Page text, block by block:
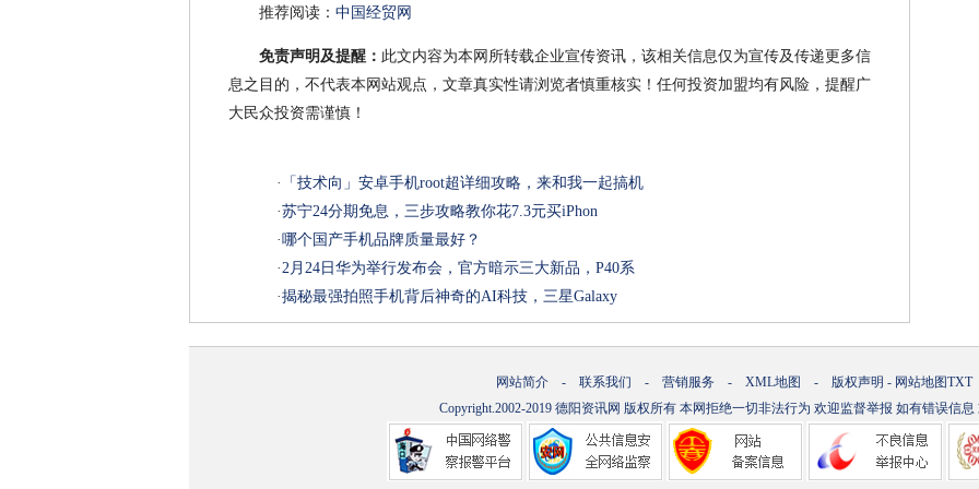
推荐阅读： 中国经贸网
免责声明及提醒： 此文内容为本网所转载企业宣传资讯，该相关信息仅为宣传及传递更多信
息之目的，不代表本网站观点，文章真实性请浏览者慎重核实！任何投资加盟均有风险，提醒广
大民众投资需谨慎！
·
「技术向」安卓手机root超详细攻略，来和我一起搞机
·苏宁24分期免息，三步攻略教你花7.3元买iPhon
·哪个国产手机品牌质量最好？
·2月24日华为举行发布会，官方暗示三大新品，P40系
·揭秘最强拍照手机背后神奇的AI科技，三星Galaxy
网站简介 - 联系我们 - 营销服务 - XML地图 - 版权声明 - 网站地图TXT
Copyright.2002-2019 德阳资讯网 版权所有 本网拒绝一切非法行为 欢迎监督举报 如有错误信息